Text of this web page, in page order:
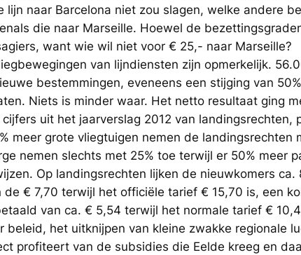
lijn naar Barcelona niet zou slagen, welke andere
die naar Marseille. Hoewel de
want wie wil niet voor € 25,- naar Marseille?
van lijndiensten zijn opmerkelijk.
bestemmingen, eveneens een stijging van
Niets is minder waar. Het netto resultaat ging
uit het jaarverslag 2012 van landingsrechten,
meer grote vliegtuigen nemen de landingsrechten
nemen slechts met 25% toe terwijl er 50% meer
Op landingsrechten lijken de nieuwkomers ca.
€ 7,70 terwijl het officiële tarief € 15,70 is, een
van ca. € 5,54 terwijl het normale tarief €
het uitknijpen van kleine zwakke regionale
profiteert van de subsidies die Eelde kreeg en